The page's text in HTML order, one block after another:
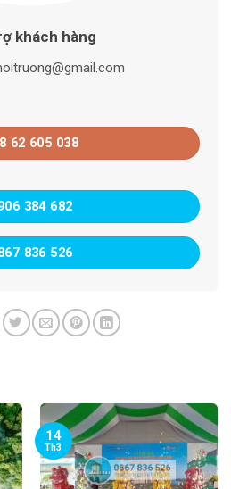
khách hàng
62 605 038
384 682
836 526
14
Th3